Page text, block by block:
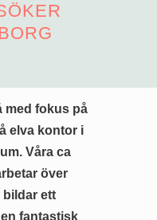
med fokus på
elva kontor i
Våra ca
över
ett
fantastisk